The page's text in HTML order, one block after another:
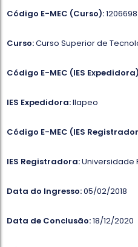
Código E-MEC (Curso):1206698
Curso:Curso Superior de
Código E-MEC (IES
IES Expedidora:Ilapeo
Código E-MEC (IES
IES Registradora:Universidade
Data do Ingresso:05/02/2018
Data de Conclusão:18/12/2020